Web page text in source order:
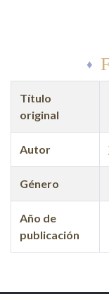
Título
original
Autor
Género
Año de
publicación